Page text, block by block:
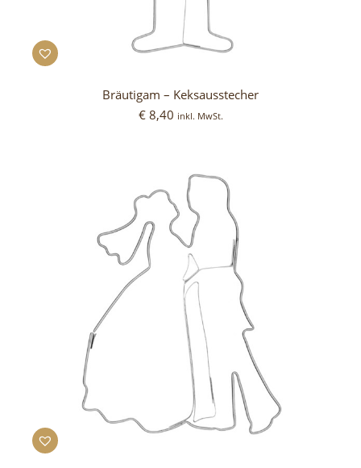
Bräutigam – Keksausstecher
€8,40 inkl. MwSt.